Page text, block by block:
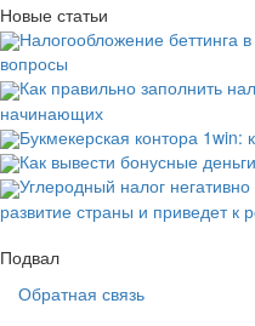
Новые статьи
Налогообложение беттинга
вопросы
Как правильно заполнить
начинающих
Букмекерская контора 1win:
Как вывести бонусные
Углеродный налог
развитие страны и приведет к
Подвал
Обратная связь